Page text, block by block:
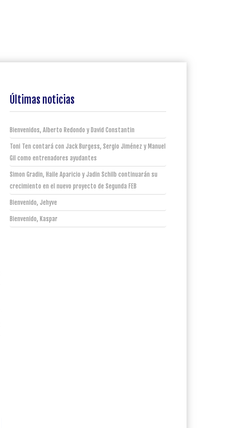
Últimas noticias
Bienvenidos, Alberto Redondo y David Constantin
Toni Ten contará con Jack Burgess, Sergio Jiménez y Manuel
Gil como entrenadores ayudantes
Simon Gradin, Haile Aparicio y Jadin Schilb continuarán su
crecimiento en el nuevo proyecto de Segunda FEB
Bienvenido, Jehyve
Bienvenido, Kaspar